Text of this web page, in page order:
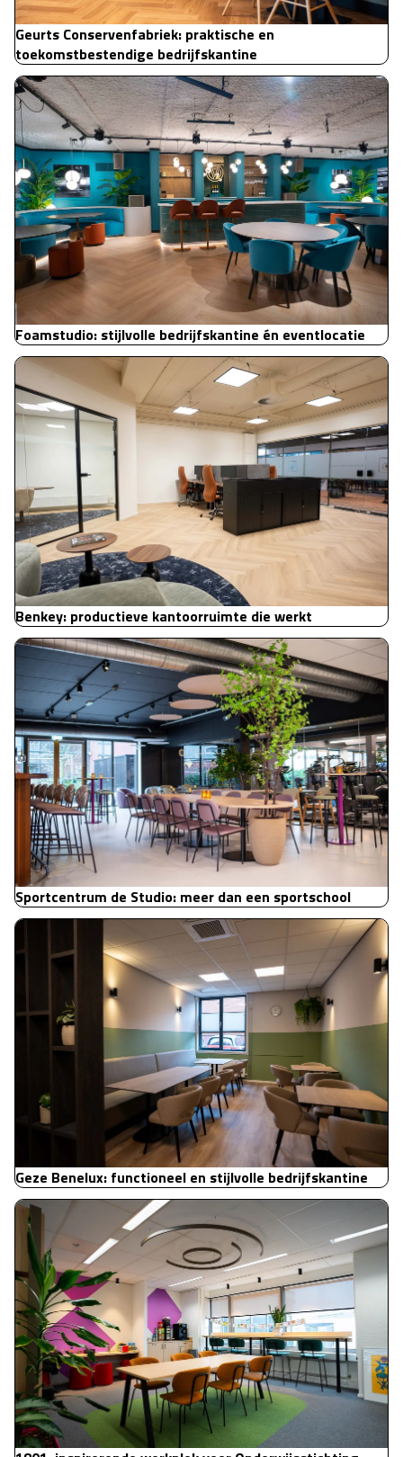
Geurts Conservenfabriek: praktische en
toekomstbestendige bedrijfskantine
Foamstudio: stijlvolle bedrijfskantine én eventlocatie
Foamstudio: stijlvolle bedrijfskantine én eventlocatie
Benkey: productieve kantoorruimte die werkt
Benkey: productieve kantoorruimte die werkt
Sportcentrum de Studio: meer dan een sportschool
Sportcentrum de Studio: meer dan een sportschool
Geze Benelux: functioneel en stijlvolle bedrijfskantine
Geze Benelux: functioneel en stijlvolle bedrijfskantine
1801: inspirerende werkplek voor Onderwijsstichting